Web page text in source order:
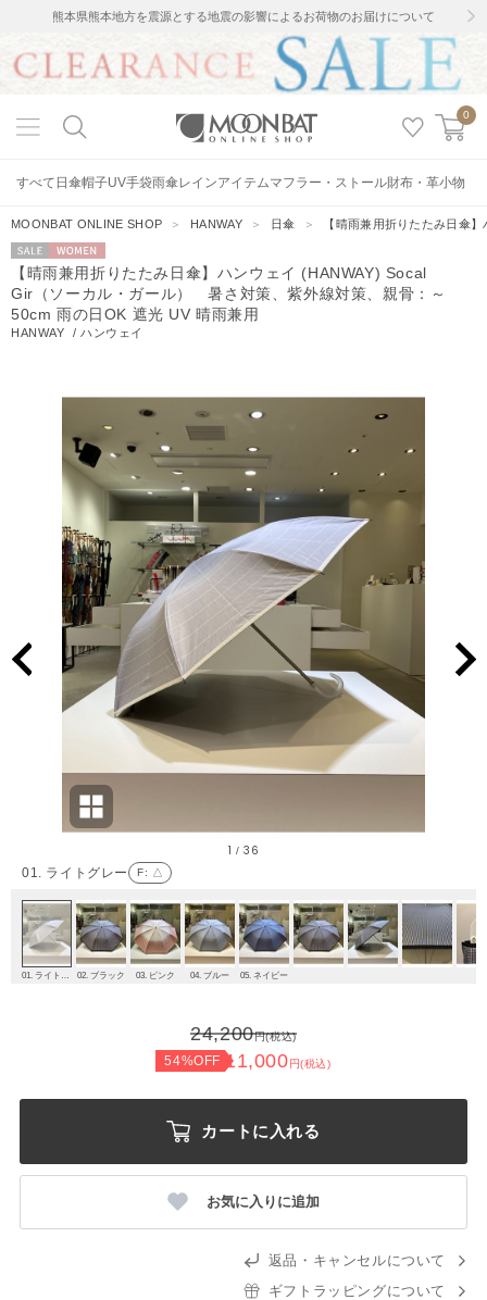
熊本県熊本地方を震源とする地震の影響によるお荷物のお届けについて
0
すべて 日傘帽子UV手袋雨傘レインアイテムマフラー・ストール財布・革小物
MOONBAT ONLINE SHOP ＞ HANWAY ＞ 日傘 ＞ 【晴雨兼用折りたたみ日傘
セー
ル
WOMEN
【晴雨兼用折りたたみ日傘】ハンウェイ (HANWAY) Socal
Gir（ソーカル・ガール） 暑さ対策、紫外線対策、親骨：～
50cm 雨の日OK 遮光 UV 晴雨兼用
HANWAY /ハンウェイ
01. ライトグレー F: △
1 /36
02. ブラック 03. ピンク 04. ブルー 05. ネイビー
24,200円(税込)
54%OFF 11,000円(税込)
カートに入れる
お気に入りに追加
返品・キャンセルについて
ギフトラッピングについて